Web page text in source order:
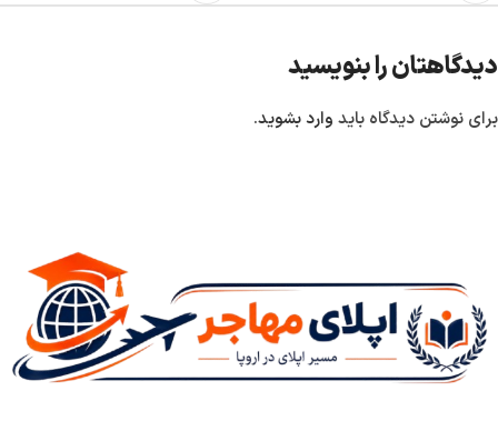
دیدگاهتان را بنویسید
برای نوشتن دیدگاه باید وارد بشوید.